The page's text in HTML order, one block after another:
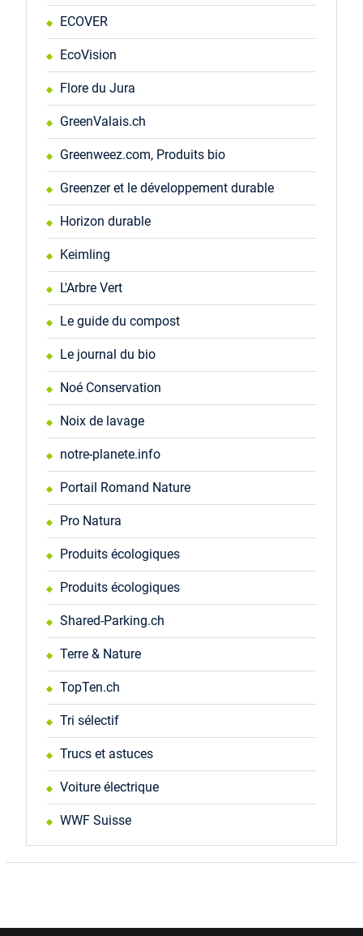
ECOVER
EcoVision
Flore du Jura
GreenValais.ch
Greenweez.com, Produits bio
Greenzer et le développement durable
Horizon durable
Keimling
L'Arbre Vert
Le guide du compost
Le journal du bio
Noé Conservation
Noix de lavage
notre-planete.info
Portail Romand Nature
Pro Natura
Produits écologiques
Produits écologiques
Shared-Parking.ch
Terre & Nature
TopTen.ch
Tri sélectif
Trucs et astuces
Voiture électrique
WWF Suisse